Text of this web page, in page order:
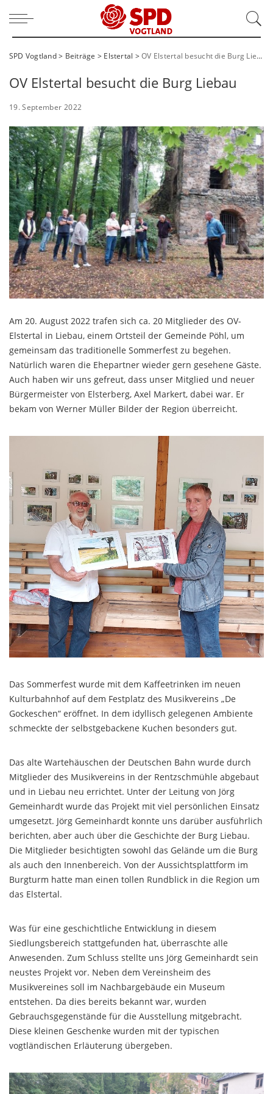
SPD Vogtland> Beiträge > Elstertal >OV Elstertal besucht die Burg Liebau
OV Elstertal besucht die Burg Liebau
19. September 2022
Am 20. August 2022 trafen sich ca. 20 Mitglieder des OV-
Elstertal in Liebau, einem Ortsteil der Gemeinde Pöhl, um
gemeinsam das traditionelle Sommerfest zu begehen.
Natürlich waren die Ehepartner wieder gern gesehene Gäste.
Auch haben wir uns gefreut, dass unser Mitglied und neuer
Bürgermeister von Elsterberg, Axel Markert, dabei war. Er
bekam von Werner Müller Bilder der Region überreicht.
Das Sommerfest wurde mit dem Kaffeetrinken im neuen
Kulturbahnhof auf dem Festplatz des Musikvereins „De
Gockeschen“ eröffnet. In dem idyllisch gelegenen Ambiente
schmeckte der selbstgebackene Kuchen besonders gut.
Das alte Wartehäuschen der Deutschen Bahn wurde durch
Mitglieder des Musikvereins in der Rentzschmühle abgebaut
und in Liebau neu errichtet. Unter der Leitung von Jörg
Gemeinhardt wurde das Projekt mit viel persönlichen Einsatz
umgesetzt. Jörg Gemeinhardt konnte uns darüber ausführlich
berichten, aber auch über die Geschichte der Burg Liebau.
Die Mitglieder besichtigten sowohl das Gelände um die Burg
als auch den Innenbereich. Von der Aussichtsplattform im
Burgturm hatte man einen tollen Rundblick in die Region um
das Elstertal.
Was für eine geschichtliche Entwicklung in diesem
Siedlungsbereich stattgefunden hat, überraschte alle
Anwesenden. Zum Schluss stellte uns Jörg Gemeinhardt sein
neustes Projekt vor. Neben dem Vereinsheim des
Musikvereines soll im Nachbargebäude ein Museum
entstehen. Da dies bereits bekannt war, wurden
Gebrauchsgegenstände für die Ausstellung mitgebracht.
Diese kleinen Geschenke wurden mit der typischen
vogtländischen Erläuterung übergeben.